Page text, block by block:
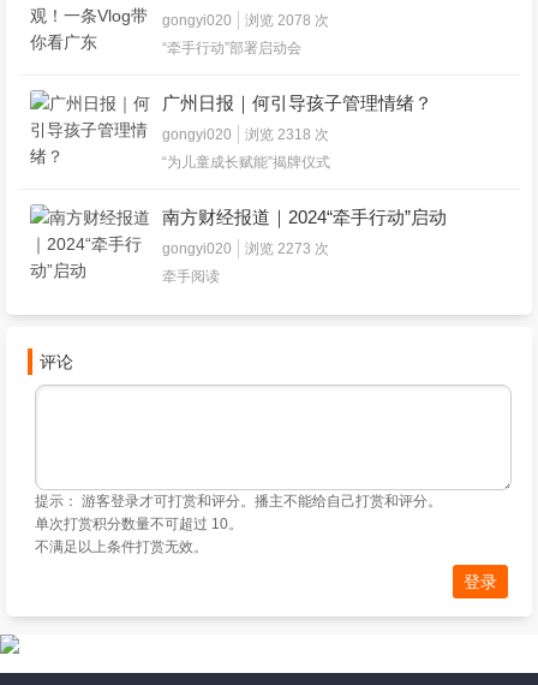
2024“牵手行动”启动
gongyi020
浏览 2078 次
“牵手行动”部署启动会
广州日报｜何引导孩子管理情绪？
gongyi020
浏览 2318 次
“为儿童成长赋能”揭牌仪式
南方财经报道｜2024“牵手行动”启动
gongyi020
浏览 2273 次
牵手阅读
评论
提示： 游客登录才可打赏和评分。播主不能给自己打赏和评分。
单次打赏积分数量不可超过 10。
不满足以上条件打赏无效。
登录